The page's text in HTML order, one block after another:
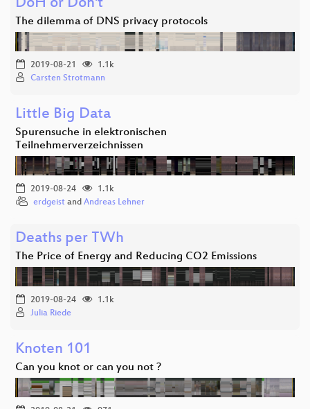
DoH or Don't
The dilemma of DNS privacy protocols
2019-08-21
1.1k
Carsten Strotmann
Little Big Data
Spurensuche in elektronischen
Teilnehmerverzeichnissen
2019-08-24
1.1k
erdgeist and Andreas Lehner
Deaths per TWh
The Price of Energy and Reducing CO2 Emissions
2019-08-24
1.1k
Julia Riede
Knoten 101
Can you knot or can you not ?